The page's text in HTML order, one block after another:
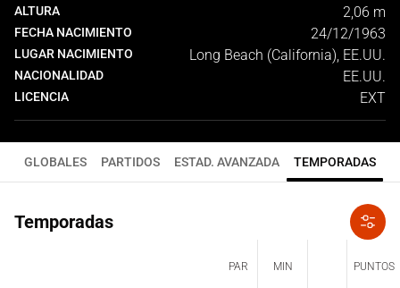
ALTURA 2,06 m
FECHA NACIMIENTO 24/12/1963
LUGAR NACIMIENTO Long Beach (California), EE.UU.
NACIONALIDAD EE.UU.
LICENCIA EXT
GLOBALES PARTIDOS ESTAD. AVANZADA TEMPORADAS
Temporadas
PAR MIN PUNTOS